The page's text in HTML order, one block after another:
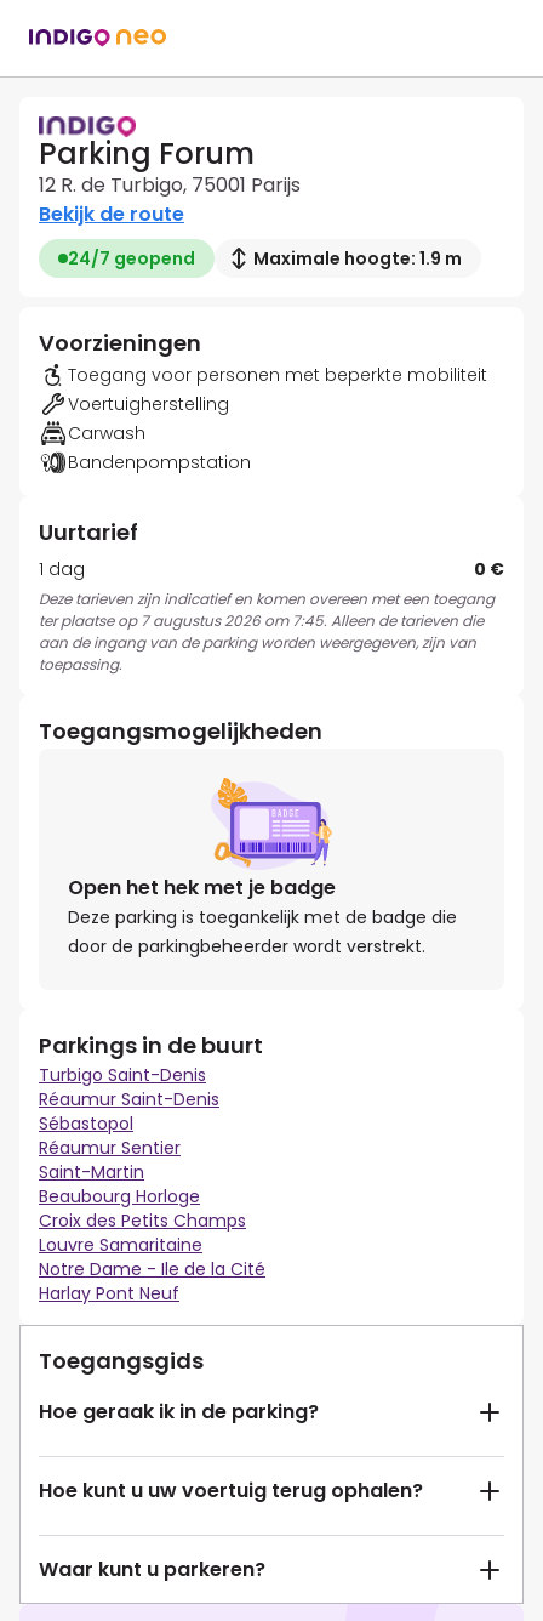
Parking Forum
12 R. de Turbigo, 75001 Parijs
Bekijk de route
24/7 geopend Maximale hoogte: 1.9 m
Voorzieningen
Toegang voor personen met beperkte mobiliteit
Voertuigherstelling
Carwash
Bandenpompstation
Uurtarief
1 dag 0 €
Deze tarieven zijn indicatief en komen overeen met een toegang
ter plaatse op 7 augustus 2026 om 7:45. Alleen de tarieven die
aan de ingang van de parking worden weergegeven, zijn van
toepassing.
Toegangsmogelijkheden
Open het hek met je badge
Deze parking is toegankelijk met de badge die
door de parkingbeheerder wordt verstrekt.
Parkings in de buurt
Turbigo Saint-Denis
Réaumur Saint-Denis
Sébastopol
Réaumur Sentier
Saint-Martin
Beaubourg Horloge
Croix des Petits Champs
Louvre Samaritaine
Notre Dame - Ile de la Cité
Harlay Pont Neuf
Toegangsgids
Hoe geraak ik in de parking?
Hoe kunt u uw voertuig terug ophalen?
Waar kunt u parkeren?